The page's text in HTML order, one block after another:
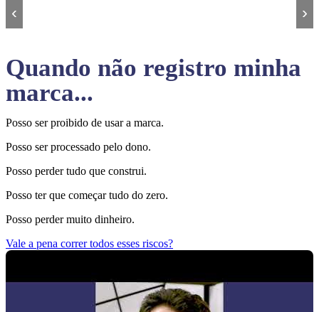
‹ ›
Quando não registro minha
marca...
Posso ser proibido de usar a marca.
Posso ser processado pelo dono.
Posso perder tudo que construi.
Posso ter que começar tudo do zero.
Posso perder muito dinheiro.
Vale a pena correr todos esses riscos?